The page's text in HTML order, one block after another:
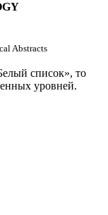
Abstracts
список», то
уровней.